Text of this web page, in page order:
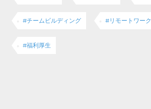
#チームビルディング #リモートワーク
#福利厚生